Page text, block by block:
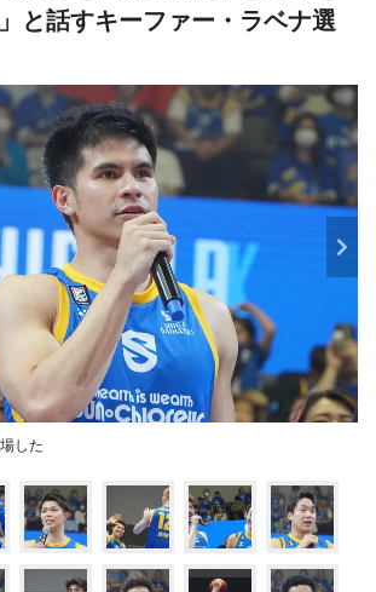
と話すキーファー・ラベナ選
した